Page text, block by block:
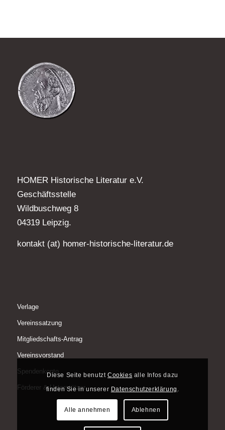
HOMER Historische Literatur e.V.
Geschäftsstelle
Wildbuschweg 8
04319 Leipzig.
kontakt (at) homer-historische-literatur.de
Verlage
Vereinssatzung
Mitgliedschafts-Antrag
Vereinsvorstand
Spendenkonto
Förderer & Unterstützer
Diese Seite benutztCookies alle Infos dazu
finden Sie in unserer Datenschutzerklärung
Alle annehmen Ablehnen